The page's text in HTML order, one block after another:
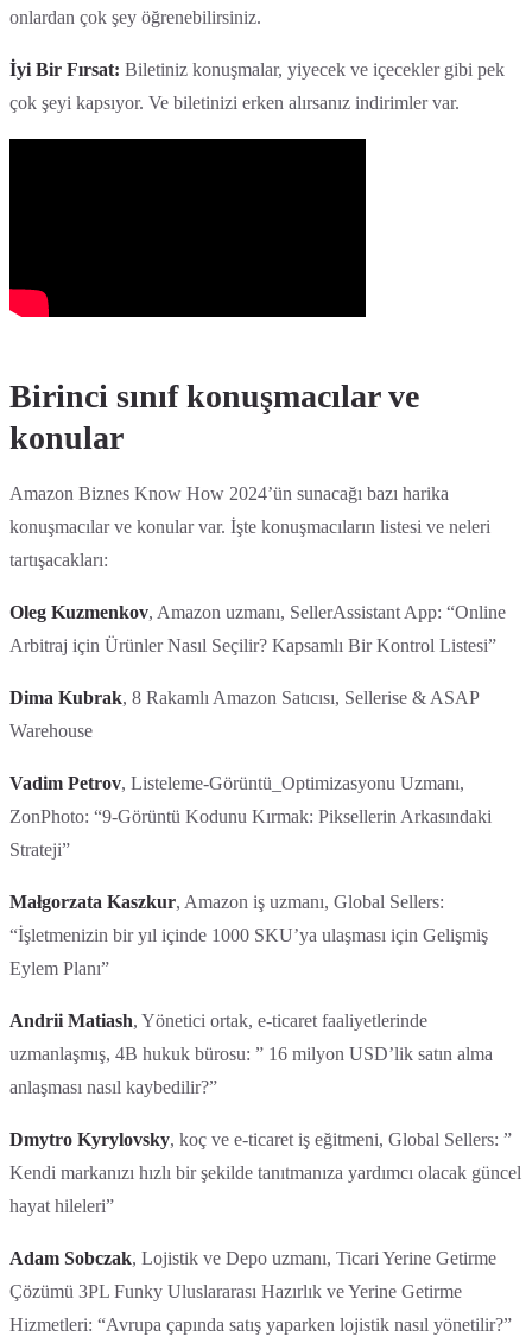
onlardan çok şey öğrenebilirsiniz.
İyi Bir Fırsat: Biletiniz konuşmalar, yiyecek ve içecekler gibi pek
çok şeyi kapsıyor. Ve biletinizi erken alırsanız indirimler var.
Birinci sınıf konuşmacılar ve
konular
Amazon Biznes Know How 2024’ün sunacağı bazı harika
konuşmacılar ve konular var. İşte konuşmacıların listesi ve neleri
tartışacakları:
Oleg Kuzmenkov, Amazon uzmanı, SellerAssistant App: “Online
Arbitraj için Ürünler Nasıl Seçilir? Kapsamlı Bir Kontrol Listesi”
Dima Kubrak, 8 Rakamlı Amazon Satıcısı, Sellerise & ASAP
Warehouse
Vadim Petrov, Listeleme-Görüntü_Optimizasyonu Uzmanı,
ZonPhoto: “9-Görüntü Kodunu Kırmak: Piksellerin Arkasındaki
Strateji”
Małgorzata Kaszkur, Amazon iş uzmanı, Global Sellers:
“İşletmenizin bir yıl içinde 1000 SKU’ya ulaşması için Gelişmiş
Eylem Planı”
Andrii Matiash, Yönetici ortak, e-ticaret faaliyetlerinde
uzmanlaşmış, 4B hukuk bürosu: ” 16 milyon USD’lik satın alma
anlaşması nasıl kaybedilir?”
Dmytro Kyrylovsky, koç ve e-ticaret iş eğitmeni, Global Sellers: ”
Kendi markanızı hızlı bir şekilde tanıtmanıza yardımcı olacak güncel
hayat hileleri”
Adam Sobczak, Lojistik ve Depo uzmanı, Ticari Yerine Getirme
Çözümü 3PL Funky Uluslararası Hazırlık ve Yerine Getirme
Hizmetleri: “Avrupa çapında satış yaparken lojistik nasıl yönetilir?”